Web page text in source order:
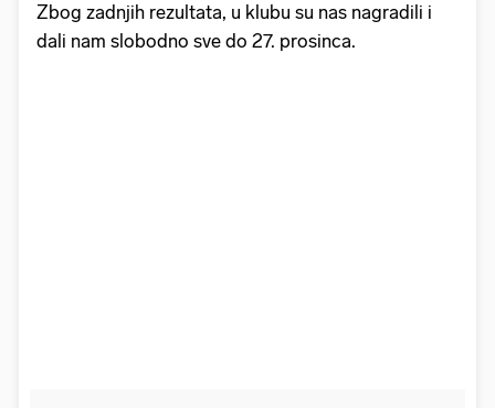
Zbog zadnjih rezultata, u klubu su nas nagradili i
dali nam slobodno sve do 27. prosinca.